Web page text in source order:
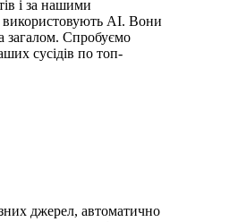
і за нашими
АІ. Вони
загалом. Спробуємо
сусідів по топ-
джерел, автоматично